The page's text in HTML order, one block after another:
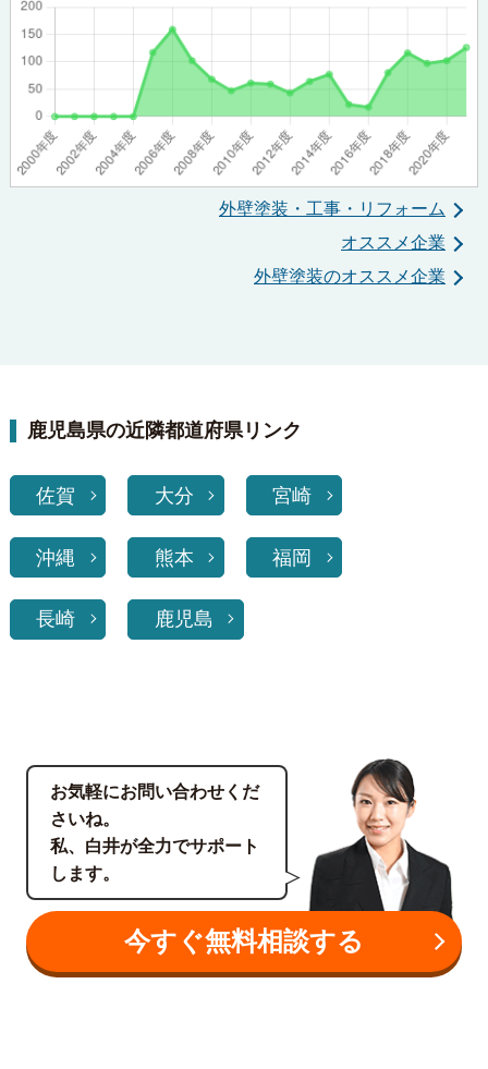
外壁塗装・工事・リフォーム
オススメ企業
外壁塗装のオススメ企業
鹿児島県の近隣都道府県リンク
佐賀 大分 宮崎
沖縄 熊本 福岡
長崎 鹿児島
お気軽にお問い合わせくだ
さいね。
私、白井が全力でサポート
します。
今すぐ無料相談する